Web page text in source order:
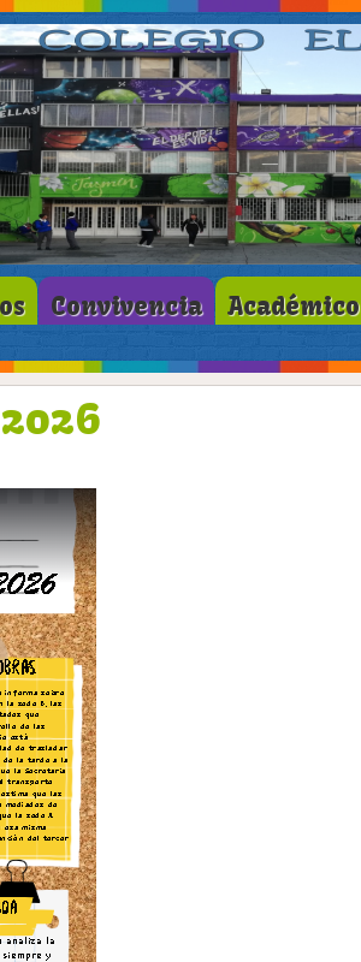
Convivencia Académico
2026